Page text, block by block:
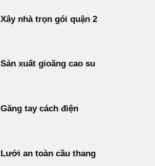
Xây nhà trọn gói quận 2
Sản xuất gioăng cao su
Găng tay cách điện
Lưới an toàn cầu thang